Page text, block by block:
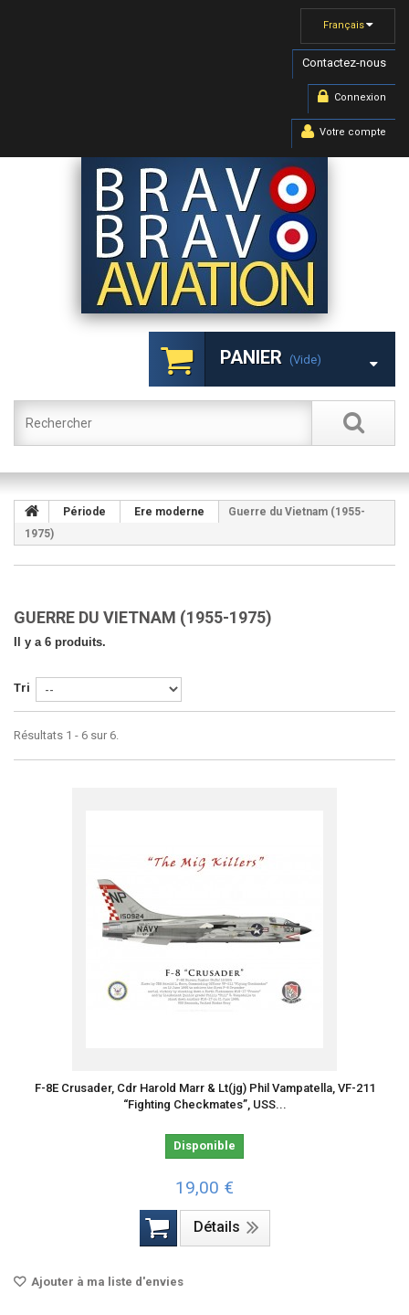
Français
Contactez-nous
Connexion
Votre compte
PANIER (vide)
Période Ere moderne
Guerre du Vietnam (1955-
1975)
GUERRE DU VIETNAM (1955-1975)
Il y a 6 produits.
Tri
Résultats 1 - 6 sur 6.
F-8E Crusader, Cdr Harold Marr & Lt(jg) Phil Vampatella, VF-211
“Fighting Checkmates”, USS...
Disponible
19,00 €
Détails
Ajouter à ma liste d'envies